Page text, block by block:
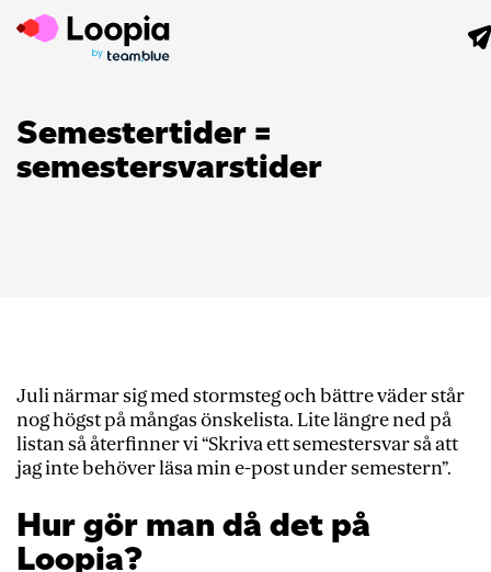
Semestertider =
semestersvarstider
Juli närmar sig med stormsteg och bättre väder står
nog högst på mångas önskelista. Lite längre ned på
listan så återfinner vi “Skriva ett semestersvar så att
jag inte behöver läsa min e-post under semestern”.
Hur gör man då det på
Loopia?